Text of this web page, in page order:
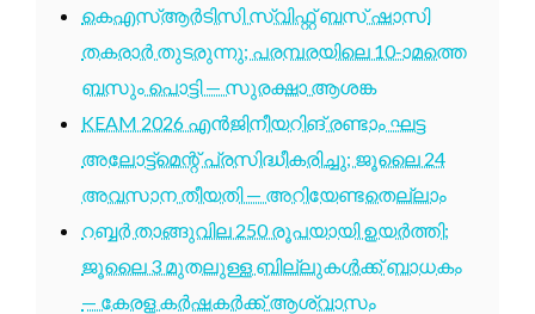
കെഎസ്ആർടിസി സ്വിഫ്റ്റ് ബസ് ഷാസി
തകരാർ തുടരുന്നു; പരമ്പരയിലെ 10-ാമത്തെ
ബസും പൊട്ടി — സുരക്ഷാ ആശങ്ക
KEAM 2026 എൻജിനീയറിങ് രണ്ടാം ഘട്ട
അലോട്ട്മെന്റ് പ്രസിദ്ധീകരിച്ചു; ജൂലൈ 24
അവസാന തീയതി — അറിയേണ്ടതെല്ലാം
റബ്ബർ താങ്ങുവില 250 രൂപയായി ഉയർത്തി;
ജൂലൈ 3 മുതലുള്ള ബില്ലുകൾക്ക് ബാധകം
— കേരള കർഷകർക്ക് ആശ്വാസം